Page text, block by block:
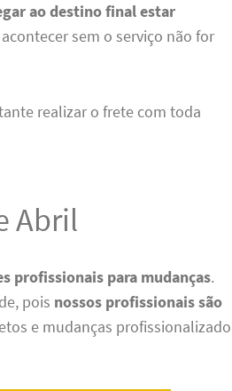
ao destino final estar
sem o serviço não for
realizar o frete com toda
Abril
profissionais para mudanças.
pois nossos profissionais são
e mudanças profissionalizado